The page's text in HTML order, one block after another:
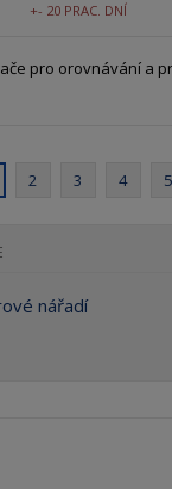
+- 20 PRAC. DNÍ
pro orovnávání a
2 3 4 5
nářadí